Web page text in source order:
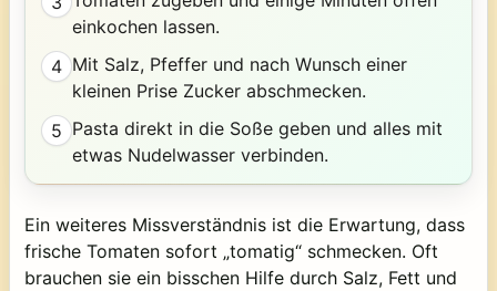
einkochen lassen.
4 Mit Salz, Pfeffer und nach Wunsch einer
kleinen Prise Zucker abschmecken.
5 Pasta direkt in die Soße geben und alles mit
etwas Nudelwasser verbinden.
Ein weiteres Missverständnis ist die Erwartung, dass
frische Tomaten sofort „tomatig“ schmecken. Oft
brauchen sie ein bisschen Hilfe durch Salz, Fett und